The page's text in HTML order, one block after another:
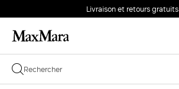
Livraison et retours gratuits